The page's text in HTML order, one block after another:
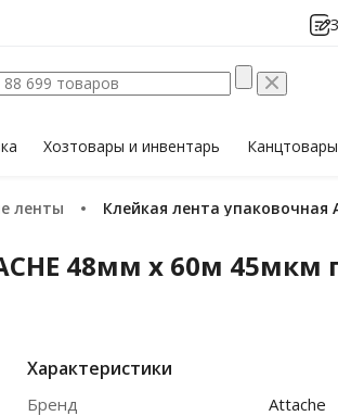
Хозтоварыи инвентарь Канцтовары
ленты Клейкая лента
48мм х 60м
Характеристики
Бренд Attache